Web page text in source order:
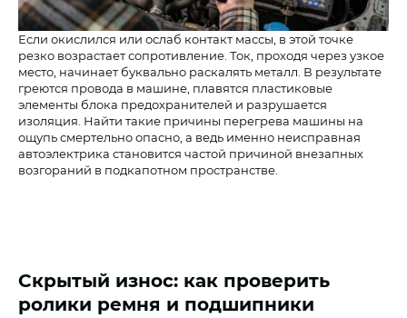
Если окислился или ослаб контакт массы, в этой точке
резко возрастает сопротивление. Ток, проходя через узкое
место, начинает буквально раскалять металл. В результате
греются провода в машине, плавятся пластиковые
элементы блока предохранителей и разрушается
изоляция. Найти такие причины перегрева машины на
ощупь смертельно опасно, а ведь именно неисправная
автоэлектрика становится частой причиной внезапных
возгораний в подкапотном пространстве.
Скрытый износ: как проверить
ролики ремня и подшипники